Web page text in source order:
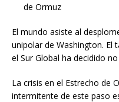
de Ormuz
El mundo asiste al
unipolar de Washington. El
el Sur Global ha decidido
La crisis en el Estrecho de
intermitente de este paso